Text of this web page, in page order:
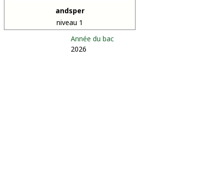
andsper
niveau 1
Année du bac
2026